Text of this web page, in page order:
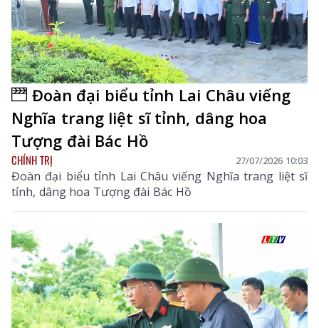
Đoàn đại biểu tỉnh Lai Châu viếng
Nghĩa trang liệt sĩ tỉnh, dâng hoa
Tượng đài Bác Hồ
CHÍNH TRỊ 27/07/2026 10:03
Đoàn đại biểu tỉnh Lai Châu viếng Nghĩa trang liệt sĩ
tỉnh, dâng hoa Tượng đài Bác Hồ